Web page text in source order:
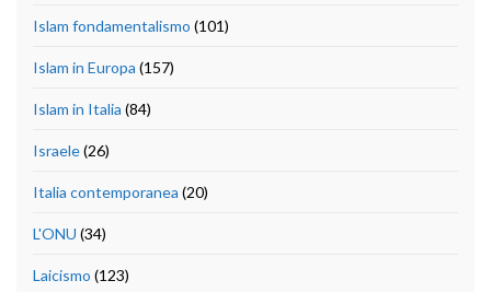
Islam fondamentalismo (101)
Islam in Europa (157)
Islam in Italia (84)
Israele(26)
Italia contemporanea (20)
L'ONU (34)
Laicismo (123)